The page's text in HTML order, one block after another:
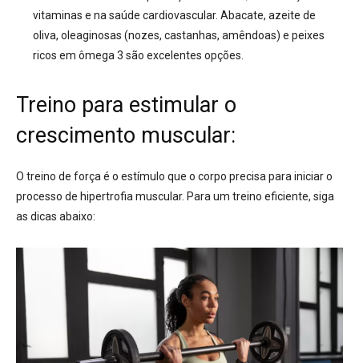
vitaminas e na saúde cardiovascular. Abacate, azeite de
oliva, oleaginosas (nozes, castanhas, amêndoas) e peixes
ricos em ômega 3 são excelentes opções.
Treino para estimular o
crescimento muscular:
O treino de força é o estímulo que o corpo precisa para iniciar o
processo de hipertrofia muscular. Para um treino eficiente, siga
as dicas abaixo: